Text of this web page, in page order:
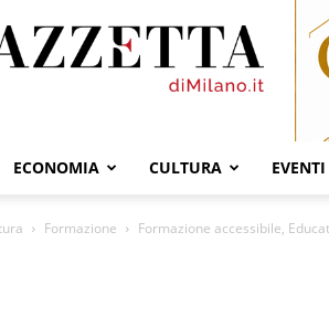
ECONOMIA CULTURA EVENTI
Formazione Formazione accessibile,